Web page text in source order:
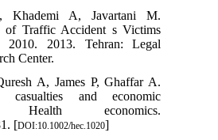
Khademi A, Javartani M.
of Traffic Accident s Victims
2013. Tehran: Legal
Center.
A, James P, Ghaffar A.
casualties and economic
Health economics.
[DOI:10.1002/hec.1020]